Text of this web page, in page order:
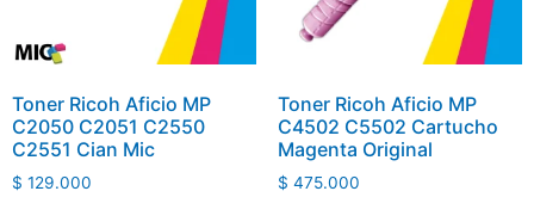
Toner Ricoh Aficio MP
C2050 C2051 C2550
C2551 Cian Mic
$ 129.000
Toner Ricoh Aficio MP
C4502 C5502 Cartucho
Magenta Original
$ 475.000